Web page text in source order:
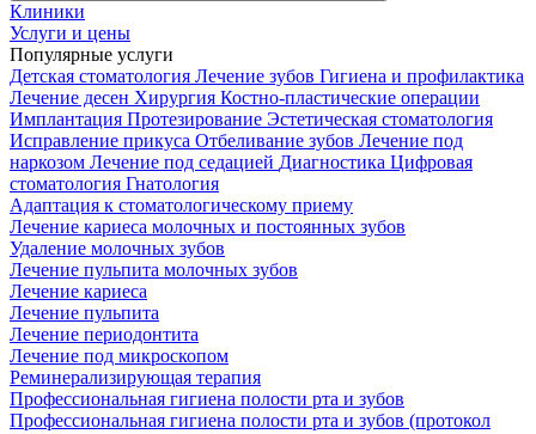
Клиники
Услуги и цены
Популярные услуги
Детская стоматология Лечение зубов Гигиена и профилактика
Лечение десен Хирургия Костно-пластические операции
Имплантация Протезирование Эстетическая стоматология
Исправление прикуса Отбеливание зубов Лечение под
наркозом Лечение под седацией Диагностика Цифровая
стоматология Гнатология
Адаптация к стоматологическому приему
Лечение кариеса молочных и постоянных зубов
Удаление молочных зубов
Лечение пульпита молочных зубов
Лечение кариеса
Лечение пульпита
Лечение периодонтита
Лечение под микроскопом
Реминерализирующая терапия
Профессиональная гигиена полости рта и зубов
Профессиональная гигиена полости рта и зубов (протокол